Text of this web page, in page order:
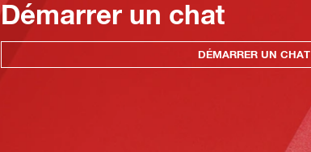
Démarrer un chat
DÉMARRER UN CHAT